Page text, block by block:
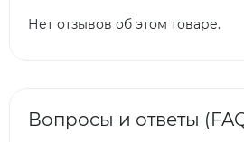
Нет отзывов об этом товаре.
Вопросы и ответы